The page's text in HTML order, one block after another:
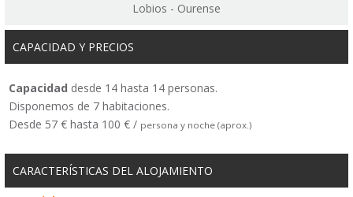
Lobios - Ourense
CAPACIDAD Y PRECIOS
Capacidad desde 14 hasta 14 personas.
Disponemos de 7 habitaciones.
Desde 57 € hasta 100 € / persona y noche (aprox.)
CARACTERÍSTICAS DEL ALOJAMIENTO